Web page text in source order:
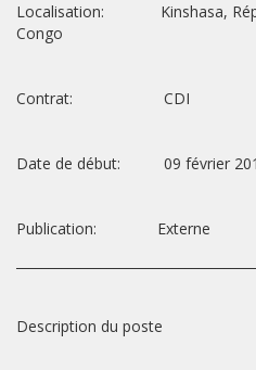
Localisation: Kinshasa,
Congo
Contrat: CDI
Date de début: 09 février
Publication: Externe
Description du poste